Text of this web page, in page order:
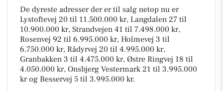
De dyreste adresser der er til salg netop nu er
Lystoftevej 20 til 11.500.000 kr, Langdalen 27 til
10.900.000 kr, Strandvejen 41 til 7.498.000 kr,
Rosenvej 92 til 6.995.000 kr, Holmevej 3 til
6.750.000 kr, Rådyrvej 20 til 4.995.000 kr,
Granbakken 3 til 4.475.000 kr, Østre Ringvej 18 til
4.050.000 kr, Onsbjerg Vestermark 21 til 3.995.000
kr og Besservej 5 til 3.995.000 kr.